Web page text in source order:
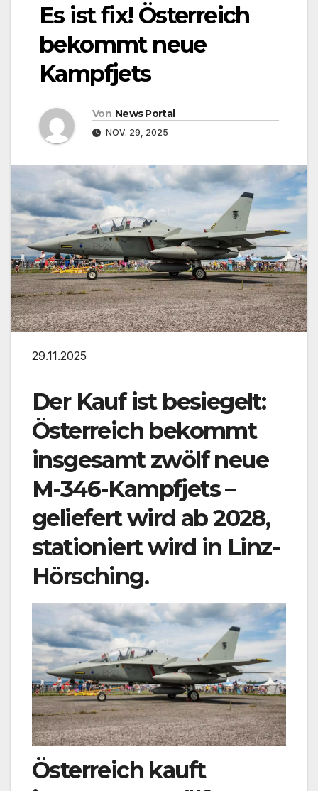
Es ist fix! Österreich
bekommt neue
Kampfjets
Von News Portal
NOV. 29, 2025
29.11.2025
Der Kauf ist besiegelt:
Österreich bekommt
insgesamt zwölf neue
M-346-Kampfjets –
geliefert wird ab 2028,
stationiert wird in Linz-
Hörsching.
Österreich kauft